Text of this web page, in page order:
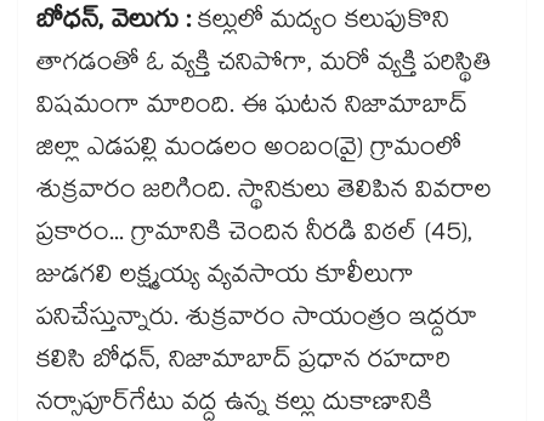
బోధన్, వెలుగు :కల్లులో మద్యం కలుపుకొని
తాగడంతో ఓ వ్యక్తి చనిపోగా, మరో వ్యక్తి పరిస్థితి
విషమంగా మారింది. ఈ ఘటన నిజామాబాద్​
జిల్లా ఎడపల్లి మండలం అంబం(వై) గ్రామంలో
శుక్రవారం జరిగింది. స్థానికులు తెలిపిన వివరాల
ప్రకారం... గ్రామానికి చెందిన నీరడి విఠల్ (45),
జుడగలి లక్ష్మయ్య వ్యవసాయ కూలీలుగా
పనిచేస్తున్నారు. శుక్రవారం సాయంత్రం ఇద్దరూ
కలిసి బోధన్, నిజామాబాద్ ప్రధాన రహదారి
నర్సాపూర్​గేటు వద్ద ఉన్న కల్లు దుకాణానికి